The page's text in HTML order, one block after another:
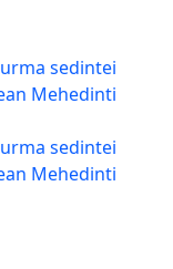
urma sedintei
Mehedinti
urma sedintei
Mehedinti